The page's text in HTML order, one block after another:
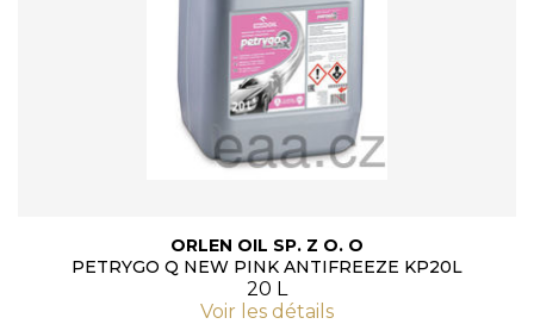
ORLEN OIL SP. Z O. O
PETRYGO Q NEW PINK ANTIFREEZE KP20L
20 L
Voir les détails